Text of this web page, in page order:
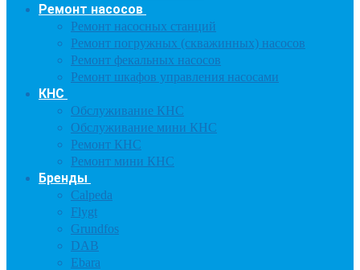
Ремонт насосов
Ремонт насосных станций
Ремонт погружных (скважинных) насосов
Ремонт фекальных насосов
Ремонт шкафов управления насосами
КНС
Обслуживание КНС
Обслуживание мини КНС
Ремонт КНС
Ремонт мини КНС
Бренды
Calpeda
Flygt
Grundfos
DAB
Ebara